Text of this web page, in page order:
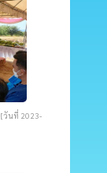
[วันที่ 2023-